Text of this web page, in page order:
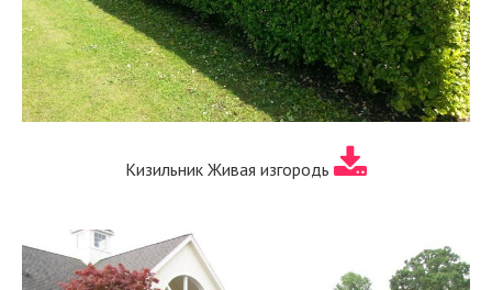
Кизильник Живая изгородь